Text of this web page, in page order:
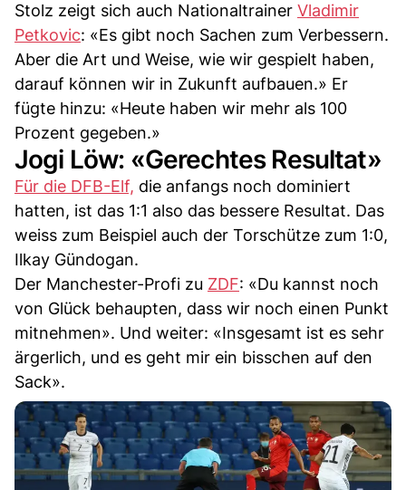
Stolz zeigt sich auch Nationaltrainer Vladimir
Petkovic: «Es gibt noch Sachen zum Verbessern.
Aber die Art und Weise, wie wir gespielt haben,
darauf können wir in Zukunft aufbauen.» Er
fügte hinzu: «Heute haben wir mehr als 100
Prozent gegeben.»
Jogi Löw: «Gerechtes Resultat»
Für die DFB-Elf, die anfangs noch dominiert
hatten, ist das 1:1 also das bessere Resultat. Das
weiss zum Beispiel auch der Torschütze zum 1:0,
Ilkay Gündogan.
Der Manchester-Profi zu ZDF: «Du kannst noch
von Glück behaupten, dass wir noch einen Punkt
mitnehmen». Und weiter: «Insgesamt ist es sehr
ärgerlich, und es geht mir ein bisschen auf den
Sack».